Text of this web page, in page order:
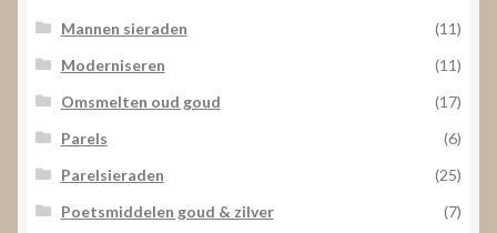
Mannen sieraden
(11)
Moderniseren
(11)
Omsmelten oud goud
(17)
Parels
(6)
Parelsieraden
(25)
Poetsmiddelen goud & zilver
(7)